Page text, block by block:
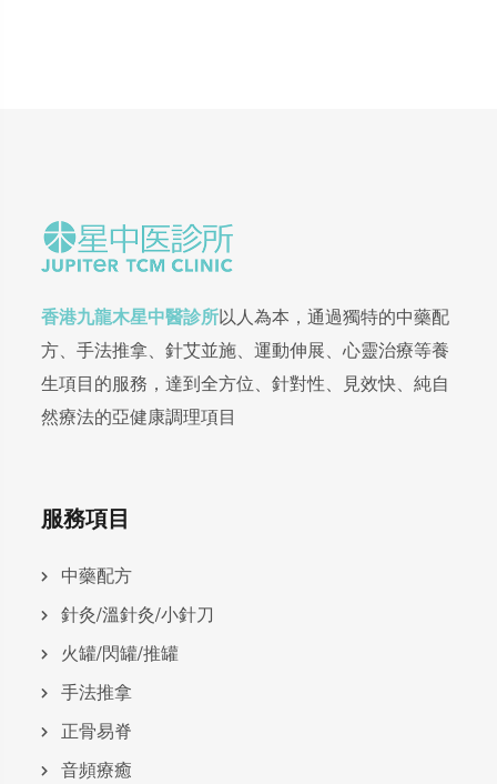
香港九龍木星中醫診所以人為本，通過獨特的中藥配
方、手法推拿、針艾並施、運動伸展、心靈治療等養
生項目的服務，達到全方位、針對性、見效快、純自
然療法的亞健康調理項目
服務項目
中藥配方
針灸/溫針灸/小針刀
火罐/閃罐/推罐
手法推拿
正骨易脊
⾳頻療癒